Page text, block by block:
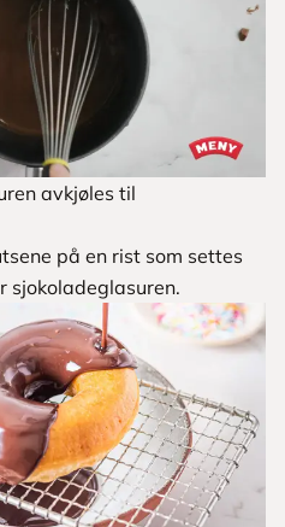
avkjøles til
på en rist som settes
sjokoladeglasuren.